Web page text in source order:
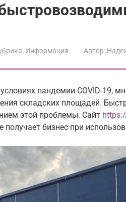
Информация Автор:
пандемии COVID-19,
складских площадей.
этой проблемы. Сайт
бизнес при